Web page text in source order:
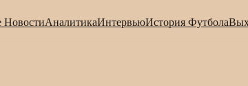
НовостиАналитикаИнтервьюИстория Футбола